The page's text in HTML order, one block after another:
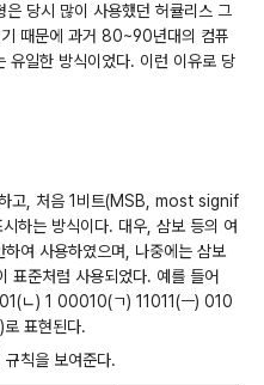
당시 많이 사용했던 허큘리스 그
때문에 과거 80~90년대의 컴퓨
유일한 방식이었다. 이런 이유로 당
고, 처음 1비트(MSB, most signif
하는 방식이다. 대우, 삼보 등의 여
여 사용하였으며, 나중에는 삼보
표준처럼 사용되었다. 예를 들어
ㄴ) 1 00010(ㄱ) 11011(ㅡ) 010
표현된다.
칙을 보여준다.